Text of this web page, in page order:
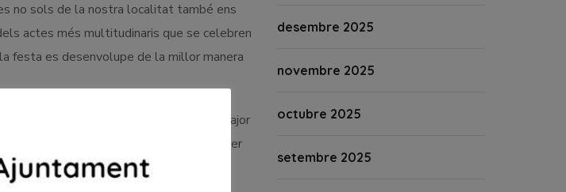
no sols de la nostra localitat també ens
actes més multitudinaris que se celebren
festa es desenvolupe de la millor manera
com és costum des de la Plaça Major
la Quinta de l’any 1995, que havia d’haver
desembre 2025
novembre 2025
octubre 2025
setembre 2025